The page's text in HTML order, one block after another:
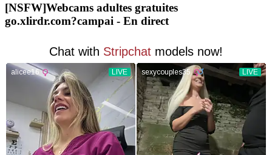
[NSFW]Webcams adultes gratuites
go.xlirdr.com?campai - En direct